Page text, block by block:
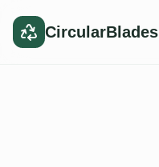
CircularBlades